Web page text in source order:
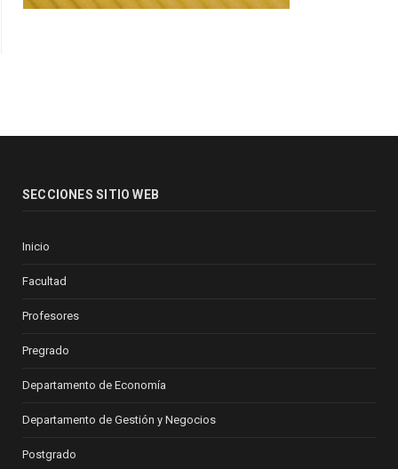
SECCIONES SITIO WEB
Inicio
Facultad
Profesores
Pregrado
Departamento de Economía
Departamento de Gestión y Negocios
Postgrado